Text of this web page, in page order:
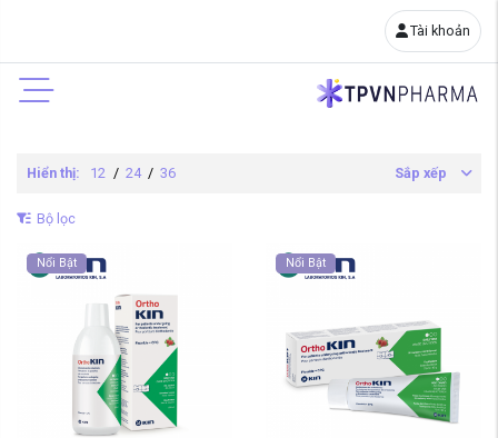
Tài khoản
Hiển thị: 12 / 24 / 36 Sắp xếp
Bộ lọc
Nổi Bật Nổi Bật